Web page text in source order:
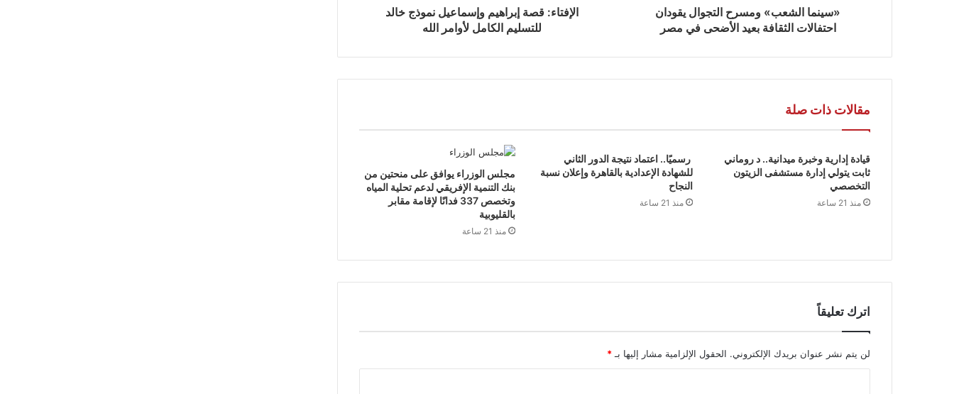
«سينما الشعب» ومسرح التجوال يقودان
احتفالات الثقافة بعيد الأضحى في مصر
الإفتاء: قصة إبراهيم وإسماعيل نموذج خالد
للتسليم الكامل لأوامر الله
مقالات ذات صلة
قيادة إدارية وخبرة ميدانية.. د روماني
ثابت يتولي إدارة مستشفى الزيتون
التخصصي
منذ 21 ساعة
رسميًا.. اعتماد نتيجة الدور الثاني
للشهادة الإعدادية بالقاهرة وإعلان نسبة
النجاح
منذ 21 ساعة
مجلس الوزراء يوافق على منحتين من
بنك التنمية الإفريقي لدعم تحلية المياه
وتخصص 337 فدانًا لإقامة مقابر
بالقليوبية
منذ 21 ساعة
اترك تعليقاً
لن يتم نشر عنوان بريدك الإلكتروني. الحقول الإلزامية مشار إليها بـ *